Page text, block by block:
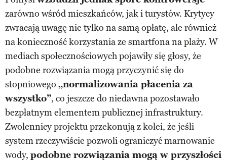
zarówno wśród mieszkańców, jak i turystów. Krytycy
zwracają uwagę nie tylko na samą opłatę, ale również
na konieczność korzystania ze smartfona na plaży. W
mediach społecznościowych pojawiły się głosy, że
podobne rozwiązania mogą przyczynić się do
stopniowego „normalizowania płacenia za
wszystko”, co jeszcze do niedawna pozostawało
bezpłatnym elementem publicznej infrastruktury.
Zwolennicy projektu przekonują z kolei, że jeśli
system rzeczywiście pozwoli ograniczyć marnowanie
wody, podobne rozwiązania mogą w przyszłości